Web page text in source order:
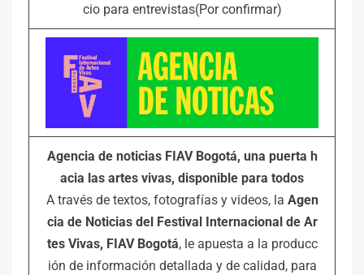
cio para entrevistas(Por confirmar)
Agencia de noticias FIAV Bogotá, una puerta h
acia las artes vivas, disponible para todos
A través de textos, fotografías y videos, la Agen
cia de Noticias del Festival Internacional de Ar
tes Vivas, FIAV Bogotá, le apuesta a la producc
ión de información detallada y de calidad, para